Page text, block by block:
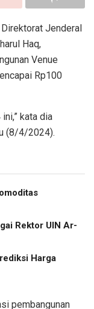
Jenderal
Haq,
Venue
Rp100
kata dia
(8/4/2024).
Rektor UIN Ar-
Harga
pembangunan